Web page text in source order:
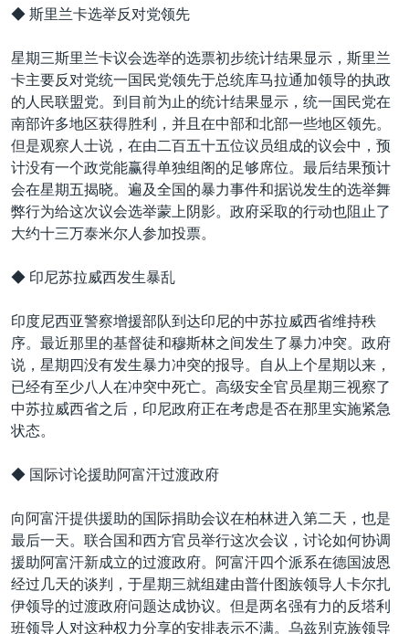
◆ 斯里兰卡选举反对党领先
星期三斯里兰卡议会选举的选票初步统计结果显示，斯里兰
卡主要反对党统一国民党领先于总统库马拉通加领导的执政
的人民联盟党。到目前为止的统计结果显示，统一国民党在
南部许多地区获得胜利，并且在中部和北部一些地区领先。
但是观察人士说，在由二百五十五位议员组成的议会中，预
计没有一个政党能赢得单独组阁的足够席位。最后结果预计
会在星期五揭晓。遍及全国的暴力事件和据说发生的选举舞
弊行为给这次议会选举蒙上阴影。政府采取的行动也阻止了
大约十三万泰米尔人参加投票。
◆ 印尼苏拉威西发生暴乱
印度尼西亚警察增援部队到达印尼的中苏拉威西省维持秩
序。最近那里的基督徒和穆斯林之间发生了暴力冲突。政府
说，星期四没有发生暴力冲突的报导。自从上个星期以来，
已经有至少八人在冲突中死亡。高级安全官员星期三视察了
中苏拉威西省之后，印尼政府正在考虑是否在那里实施紧急
状态。
◆ 国际讨论援助阿富汗过渡政府
向阿富汗提供援助的国际捐助会议在柏林进入第二天，也是
最后一天。联合国和西方官员举行这次会议，讨论如何协调
援助阿富汗新成立的过渡政府。阿富汗四个派系在德国波恩
经过几天的谈判，于星期三就组建由普什图族领导人卡尔扎
伊领导的过渡政府问题达成协议。但是两名强有力的反塔利
班领导人对这种权力分享的安排表示不满。乌兹别克族领导